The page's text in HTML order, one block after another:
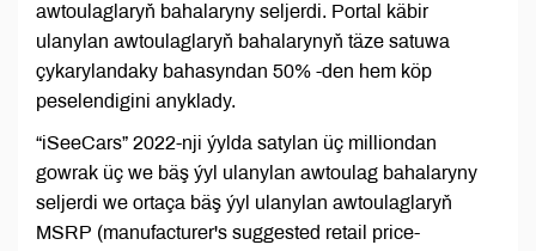
awtoulaglaryň bahalaryny seljerdi. Portal käbir
ulanylan awtoulaglaryň bahalarynyň täze satuwa
çykarylandaky bahasyndan 50% -den hem köp
peselendigini anyklady.
“iSeeCars” 2022-nji ýylda satylan üç milliondan
gowrak üç we bäş ýyl ulanylan awtoulag bahalaryny
seljerdi we ortaça bäş ýyl ulanylan awtoulaglaryň
MSRP (manufacturer's suggested retail price-